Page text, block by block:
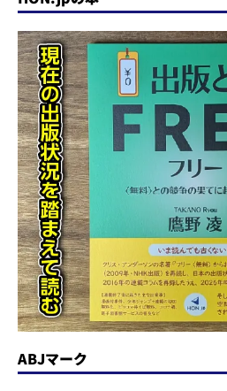
ABJマーク